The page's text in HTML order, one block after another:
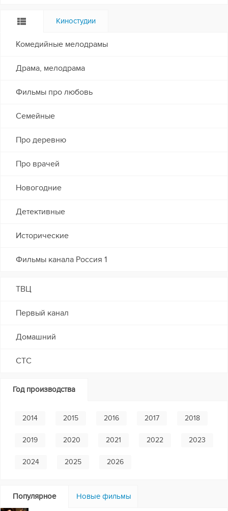
Киностудии
Комедийные мелодрамы
Драма, мелодрама
Фильмы про любовь
Семейные
Про деревню
Про врачей
Новогодние
Детективные
Исторические
Фильмы канала Россия 1
ТВЦ
Первый канал
Домашний
СТС
Год производства
2014 2015 2016 2017 2018
2019 2020 2021 2022 2023
2024 2025 2026
Популярное Новые фильмы